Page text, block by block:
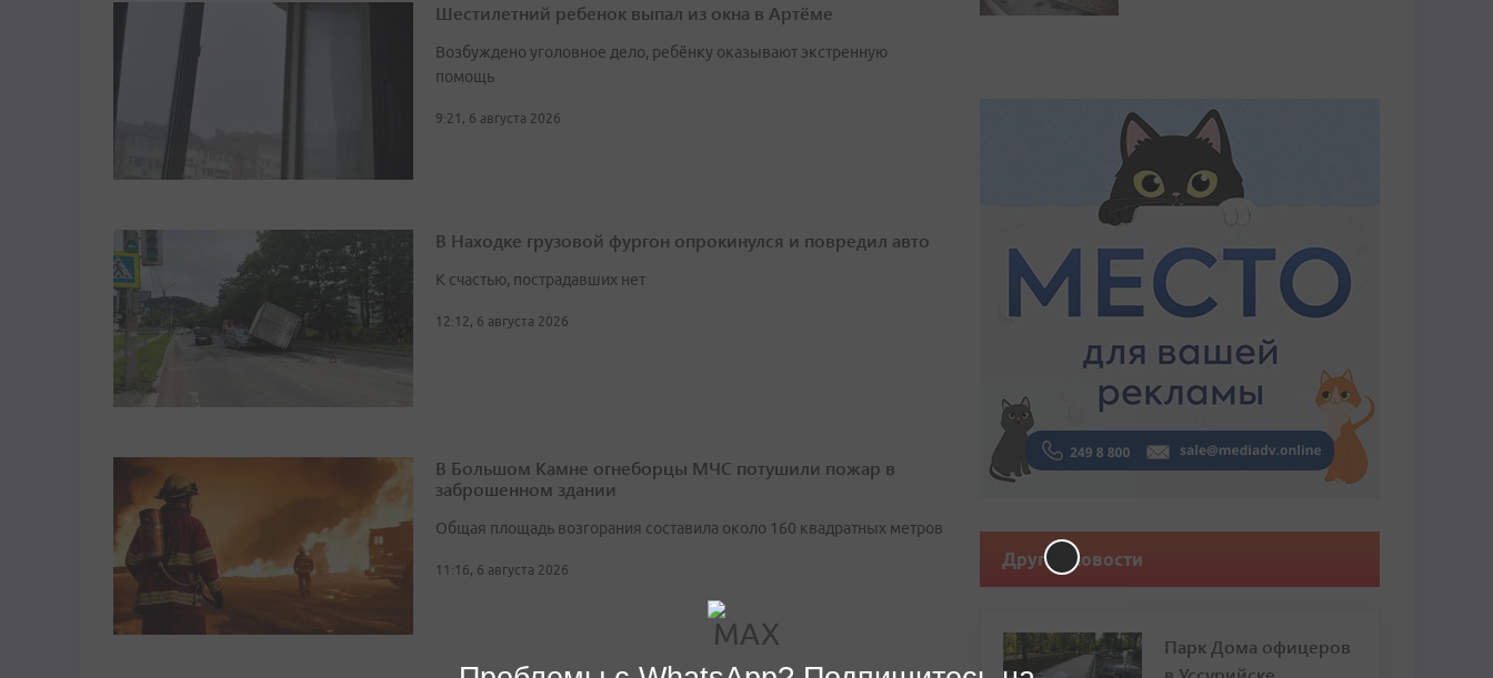
Шестилетний ребенок выпал из окна в Артёме
Возбуждено уголовное дело, ребёнку оказывают экстренную
помощь
9:21, 6 августа 2026
В Находке грузовой фургон опрокинулся и повредил авто
К счастью, пострадавших нет
12:12, 6 августа 2026
В Большом Камне огнеборцы МЧС потушили пожар в
заброшенном здании
Общая площадь возгорания составила около 160 квадратных метров
11:16, 6 августа 2026
Другие новости
Парк Дома офицеров